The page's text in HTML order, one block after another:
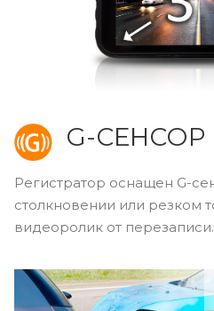
G-СЕНСОР
Регистратор оснащен G-
столкновении или резком
видеоролик от перезаписи.